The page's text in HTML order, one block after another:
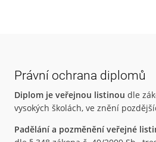
Právní ochrana diplomů
Diplom je veřejnou listinou dle
vysokých školách, ve znění
Padělání a pozměnění veřejné